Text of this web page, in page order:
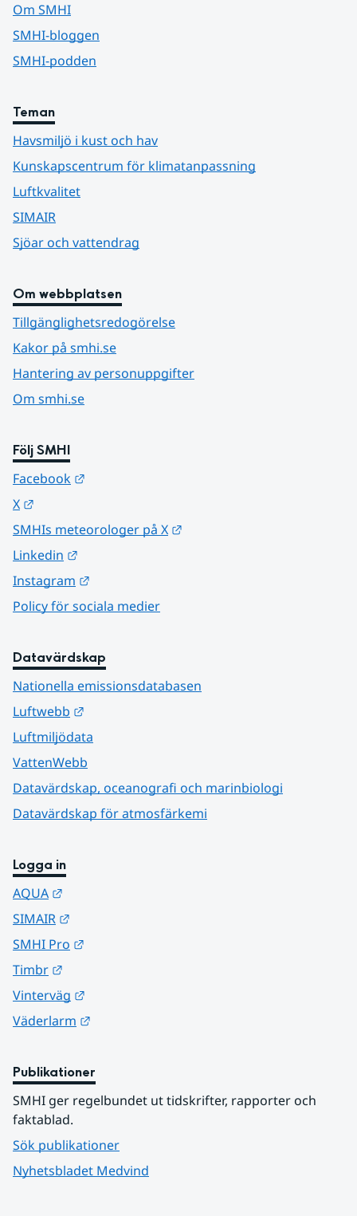
Om SMHI
SMHI-bloggen
SMHI-podden
Teman
Havsmiljö i kust och hav
Kunskapscentrum för klimatanpassning
Luftkvalitet
SIMAIR
Sjöar och vattendrag
Om webbplatsen
Tillgänglighetsredogörelse
Kakor på smhi.se
Hantering av personuppgifter
Om smhi.se
Följ SMHI
Facebook
X
SMHIs meteorologer på X
Linkedin
Instagram
Policy för sociala medier
Datavärdskap
Nationella emissionsdatabasen
Luftwebb
Luftmiljödata
VattenWebb
Datavärdskap, oceanografi och marinbiologi
Datavärdskap för atmosfärkemi
Logga in
AQUA
SIMAIR
SMHI Pro
Timbr
Vinterväg
Väderlarm
Publikationer
SMHI ger regelbundet ut tidskrifter, rapporter och
faktablad.
Sök publikationer
Nyhetsbladet Medvind